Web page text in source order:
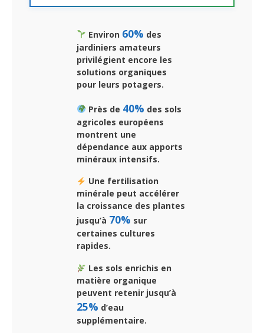
Environ 60% des
jardiniers amateurs
privilégient encore les
solutions organiques
pour leurs potagers.
Près de 40% des sols
agricoles européens
montrent une
dépendance aux apports
minéraux intensifs.
Une fertilisation
minérale peut accélérer
la croissance des plantes
jusqu’à 70% sur
certaines cultures
rapides.
Les sols enrichis en
matière organique
peuvent retenir jusqu’à
25% d’eau
supplémentaire.